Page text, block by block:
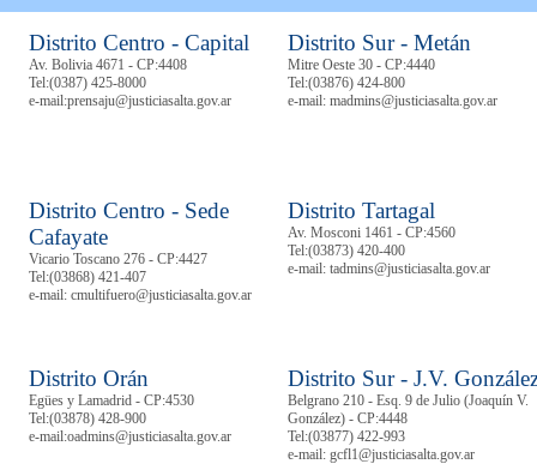
Distrito Centro - Capital
Av. Bolivia 4671 - CP:4408
Tel:(0387) 425-8000
e-mail:prensaju@justiciasalta.gov.ar
Distrito Sur - Metán
Mitre Oeste 30 - CP:4440
Tel:(03876) 424-800
e-mail: madmins@justiciasalta.gov.ar
Distrito Centro - Sede
Cafayate
Vicario Toscano 276 - CP:4427
Tel:(03868) 421-407
e-mail: cmultifuero@justiciasalta.gov.ar
Distrito Tartagal
Av. Mosconi 1461 - CP:4560
Tel:(03873) 420-400
e-mail: tadmins@justiciasalta.gov.ar
Distrito Orán
Egües y Lamadrid - CP:4530
Tel:(03878) 428-900
e-mail:oadmins@justiciasalta.gov.ar
Distrito Sur - J.V.
Belgrano 210 - Esq. 9 de Julio (Joaquín V.
González) - CP:4448
Tel:(03877) 422-993
e-mail: gcfl1@justiciasalta.gov.ar